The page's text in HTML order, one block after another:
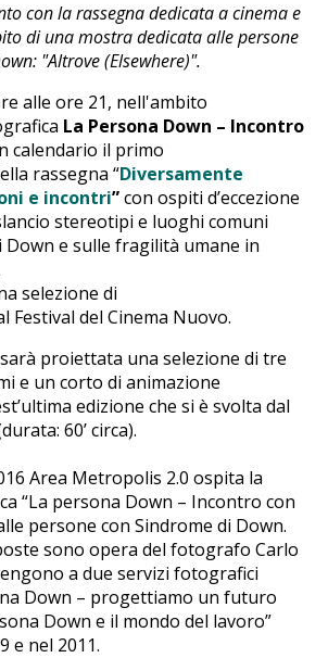
con la rassegna dedicata a cinema e
di una mostra dedicata alle persone
"Altrove (Elsewhere)".
alle ore 21, nell'ambito
La Persona Down – Incontro
calendario il primo
rassegna “Diversamente
e incontri”con ospiti d’eccezione
stereotipi e luoghi comuni
Down e sulle fragilità umane in
selezione di
Festival del Cinema Nuovo.
proiettata una selezione di tre
e un corto di animazione
edizione che si è svolta dal
60’ circa).
Area Metropolis 2.0 ospita la
“La persona Down – Incontro con
persone con Sindrome di Down.
sono opera del fotografo Carlo
a due servizi fotografici
Down – progettiamo un futuro
Down e il mondo del lavoro”
e nel 2011.